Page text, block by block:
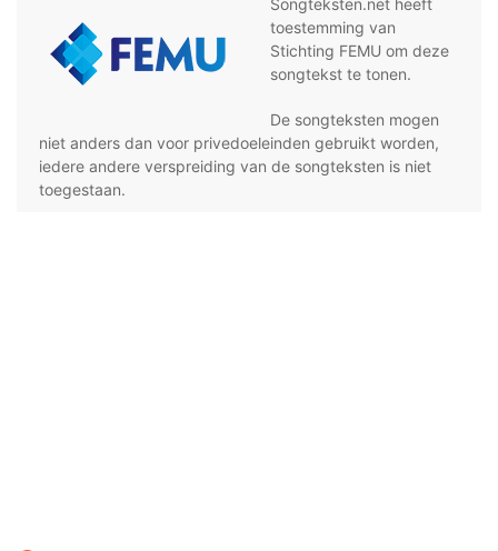
Songteksten.net heeft
toestemming van
Stichting FEMU om deze
songtekst te tonen.
De songteksten mogen
niet anders dan voor privedoeleinden gebruikt worden,
iedere andere verspreiding van de songteksten is niet
toegestaan.